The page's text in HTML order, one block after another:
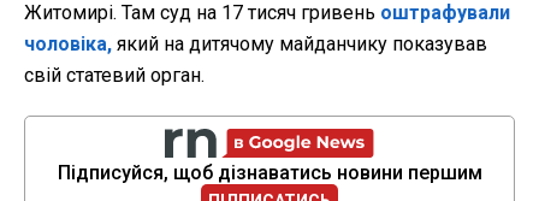
Житомирі. Там суд на 17 тисяч гривень оштрафували
чоловіка, який на дитячому майданчику показував
свій статевий орган.
Підписуйся, щоб дізнаватись новини першим